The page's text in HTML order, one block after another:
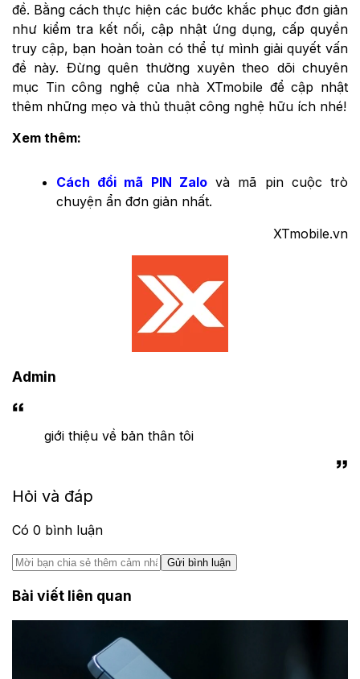
đề. Bằng cách thực hiện các bước khắc phục đơn giản
như kiểm tra kết nối, cập nhật ứng dụng, cấp quyền
truy cập, bạn hoàn toàn có thể tự mình giải quyết vấn
đề này. Đừng quên thường xuyên theo dõi chuyên
mục Tin công nghệ của nhà XTmobile để cập nhật
thêm những mẹo và thủ thuật công nghệ hữu ích nhé!
Xem thêm:
Cách đổi mã PIN Zalovà mã pin cuộc trò
chuyện ẩn đơn giản nhất.
XTmobile.vn
Admin
giới thiệu về bản thân tôi
Hỏi và đáp
Có 0 bình luận
Gửi bình luận
Bài viết liên quan